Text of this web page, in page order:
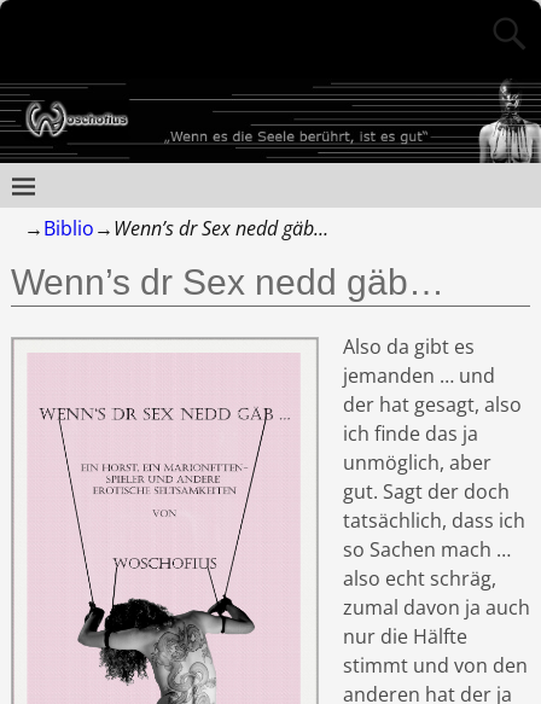
→Biblio→Wenn’s dr Sex nedd gäb…
Wenn’s dr Sex nedd gäb…
Also da gibt es
jemanden … und
der hat gesagt, also
ich finde das ja
unmöglich, aber
gut. Sagt der doch
tatsächlich, dass ich
so Sachen mach …
also echt schräg,
zumal davon ja auch
nur die Hälfte
stimmt und von den
anderen hat der ja